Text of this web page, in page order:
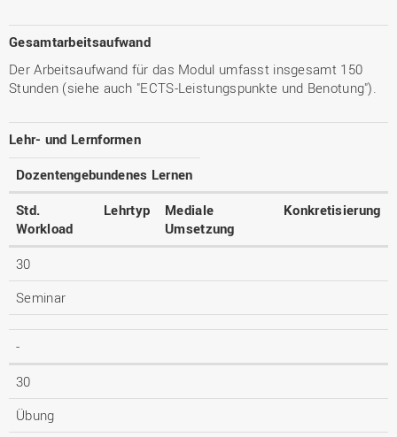
Gesamtarbeitsaufwand
Der Arbeitsaufwand für das Modul umfasst insgesamt 150
Stunden (siehe auch "ECTS-Leistungspunkte und Benotung").
Lehr- und Lernformen
Dozentengebundenes Lernen
Std.
Workload
Lehrtyp
Mediale
Umsetzung
Konkretisierung
30
Seminar
-
30
Übung